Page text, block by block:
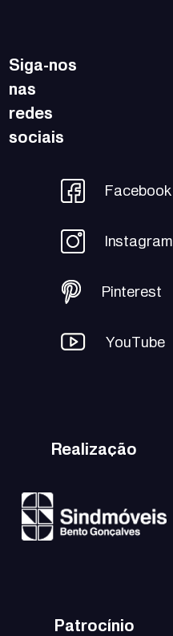
Siga-nos
nas
redes
sociais
Facebook
Instagram
Pinterest
YouTube
Realização
Patrocínio